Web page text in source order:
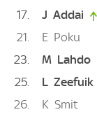
17 J Addai
21 E Poku
23
M Lahdo
25 L Zeefuik
26 K Smit